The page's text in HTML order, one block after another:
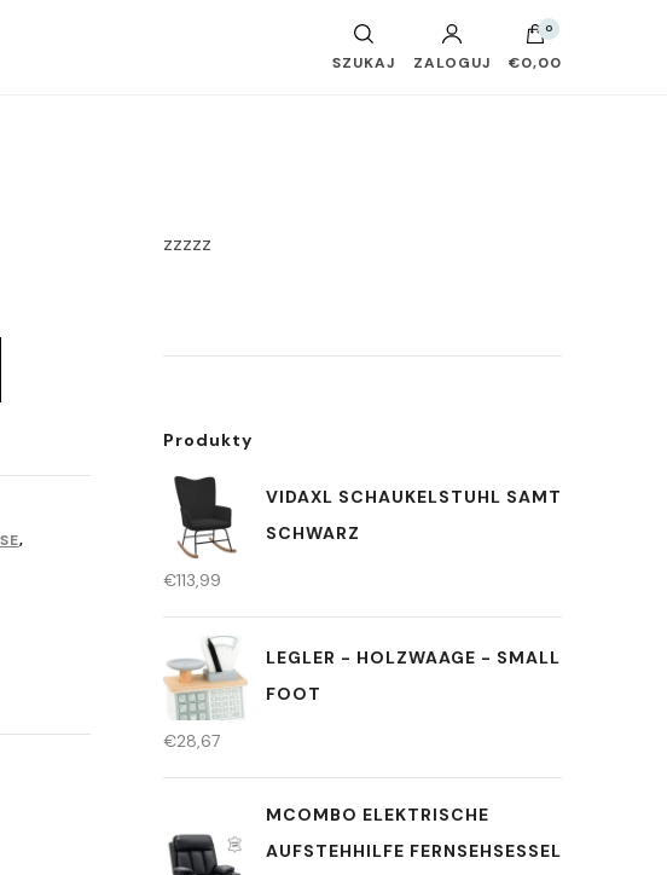
SZUKAJ ZALOGUJ
0
€0,00
,
zzzzz
Produkty
VIDAXL SCHAUKELSTUHL SAMT
SCHWARZ
€113,99
LEGLER - HOLZWAAGE - SMALL
FOOT
€28,67
MCOMBO ELEKTRISCHE
AUFSTEHHILFE FERNSEHSESSEL